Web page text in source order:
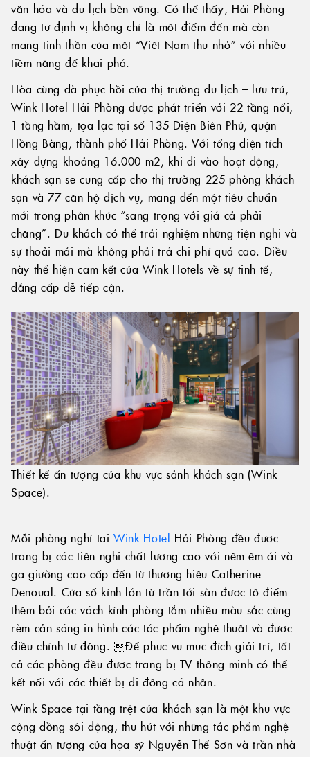
văn hóa và du lịch bền vững. Có thể thấy, Hải Phòng
đang tự định vị không chỉ là một điểm đến mà còn
mang tinh thần của một “Việt Nam thu nhỏ” với nhiều
tiềm năng để khai phá.
Hòa cùng đà phục hồi của thị trường du lịch – lưu trú,
Wink Hotel Hải Phòng được phát triển với 22 tầng nổi,
1 tầng hầm, tọa lạc tại số 135 Điện Biên Phủ, quận
Hồng Bàng, thành phố Hải Phòng. Với tổng diện tích
xây dựng khoảng 16.000 m2, khi đi vào hoạt động,
khách sạn sẽ cung cấp cho thị trường 225 phòng khách
sạn và 77 căn hộ dịch vụ, mang đến một tiêu chuẩn
mới trong phân khúc “sang trọng với giá cả phải
chăng”. Du khách có thể trải nghiệm những tiện nghi và
sự thoải mái mà không phải trả chi phí quá cao. Điều
này thể hiện cam kết của Wink Hotels về sự tinh tế,
đẳng cấp dễ tiếp cận.
Thiết kế ấn tượng của khu vực sảnh khách sạn (Wink
Space).
Mỗi phòng nghỉ tạiWink Hotel Hải Phòng đều được
trang bị các tiện nghi chất lượng cao với nệm êm ái và
ga giường cao cấp đến từ thương hiệu Catherine
Denoual. Cửa sổ kính lớn từ trần tới sàn được tô điểm
thêm bởi các vách kính phòng tắm nhiều màu sắc cùng
rèm cản sáng in hình các tác phẩm nghệ thuật và được
điều chỉnh tự động. Để phục vụ mục đích giải trí, tất
cả các phòng đều được trang bị TV thông minh có thể
kết nối với các thiết bị di động cá nhân.
Wink Space tại tầng trệt của khách sạn là một khu vực
cộng đồng sôi động, thu hút với những tác phẩm nghệ
thuật ấn tượng của họa sỹ Nguyễn Thế Sơn và trần nhà